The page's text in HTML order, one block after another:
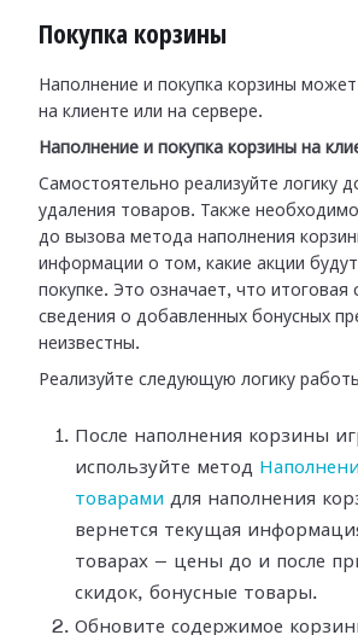
Покупка корзины
Наполнение и покупка корзины
на клиенте или на сервере.
Наполнение и покупка корзины на
Самостоятельно реализуйте логику
удаления товаров. Также
до вызова метода наполнения
информации о том, какие акции
покупке. Это означает, что итоговая
сведения о добавленных бонусных
неизвестны.
Реализуйте следующую логику
После наполнения корзины
используйте метод
товарами для наполнения
вернется текущая
товарах — цены до и после
скидок, бонусные товары.
Обновите содержимое